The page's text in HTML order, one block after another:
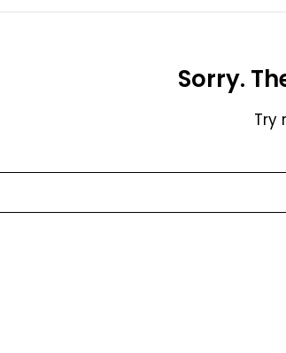
Sorry.
Try